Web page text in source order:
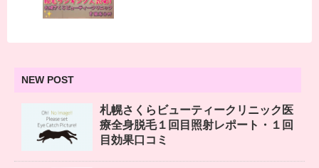
NEW POST
札幌さくらビューティークリニック医
療全身脱毛１回目照射レポート・１回
目効果口コミ